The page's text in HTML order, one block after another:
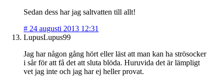
Sedan dess har jag saltvatten till allt!
# 24 augusti 2013 12:31
LupusLupus99
Jag har någon gång hört eller läst att man kan ha strösocker
i sår för att få det att sluta blöda. Huruvida det är lämpligt
vet jag inte och jag har ej heller provat.